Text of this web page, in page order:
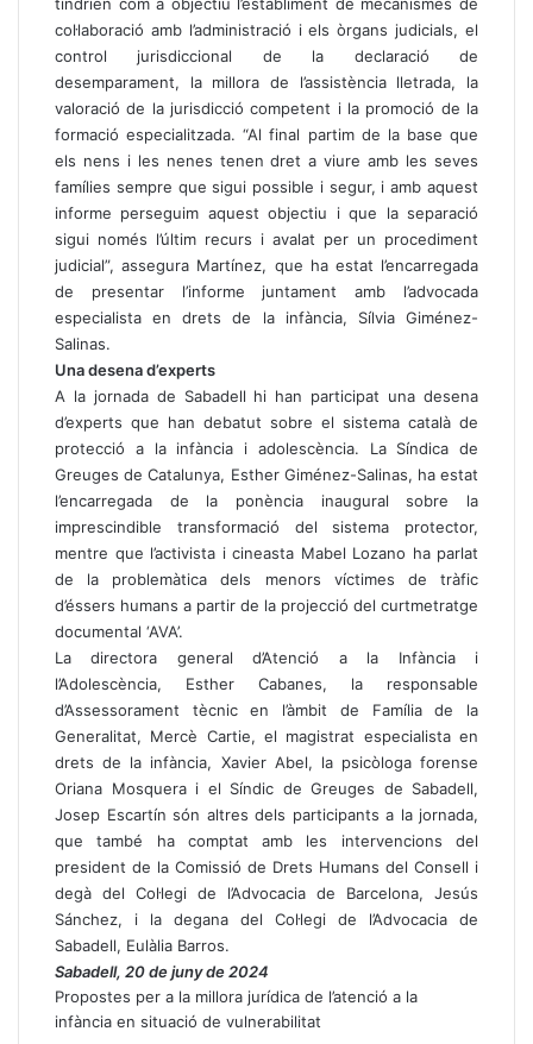
col·laboració amb l’administració i els òrgans judicials, el
control jurisdiccional de la declaració de
desemparament, la millora de l’assistència lletrada, la
valoració de la jurisdicció competent i la promoció de la
formació especialitzada. “Al final partim de la base que
els nens i les nenes tenen dret a viure amb les seves
famílies sempre que sigui possible i segur, i amb aquest
informe perseguim aquest objectiu i que la separació
sigui només l’últim recurs i avalat per un procediment
judicial”, assegura Martínez, que ha estat l’encarregada
de presentar l’informe juntament amb l’advocada
especialista en drets de la infància, Sílvia Giménez-
Salinas.
Una desena d’experts
A la jornada de Sabadell hi han participat una desena
d’experts que han debatut sobre el sistema català de
protecció a la infància i adolescència. La Síndica de
Greuges de Catalunya, Esther Giménez-Salinas, ha estat
l’encarregada de la ponència inaugural sobre la
imprescindible transformació del sistema protector,
mentre que l’activista i cineasta Mabel Lozano ha parlat
de la problemàtica dels menors víctimes de tràfic
d’éssers humans a partir de la projecció del curtmetratge
documental ‘AVA’.
La directora general d’Atenció a la Infància i
l’Adolescència, Esther Cabanes, la responsable
d’Assessorament tècnic en l’àmbit de Família de la
Generalitat, Mercè Cartie, el magistrat especialista en
drets de la infància, Xavier Abel, la psicòloga forense
Oriana Mosquera i el Síndic de Greuges de Sabadell,
Josep Escartín són altres dels participants a la jornada,
que també ha comptat amb les intervencions del
president de la Comissió de Drets Humans del Consell i
degà del Col·legi de l’Advocacia de Barcelona, Jesús
Sánchez, i la degana del Col·legi de l’Advocacia de
Sabadell, Eulàlia Barros.
Sabadell, 20 de juny de 2024
Propostes per a la millora jurídica de l’atenció a la
infància en situació de vulnerabilitat